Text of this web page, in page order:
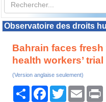
Observatoire des droits
Bahrain faces
health workers’ trial
(Version anglaise seulement)
PartagerFacebook
TwitterEmail